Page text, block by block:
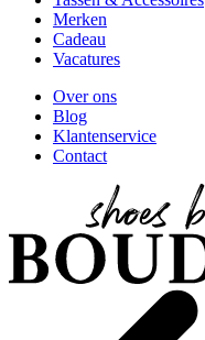
Merken
Cadeau
Vacatures
Over ons
Blog
Klantenservice
Contact